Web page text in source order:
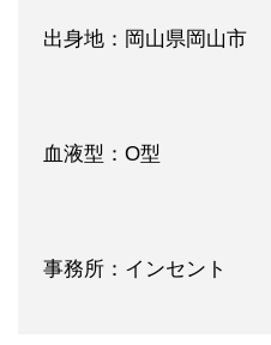
出身地：岡山県岡山市
血液型：O型
事務所：インセント